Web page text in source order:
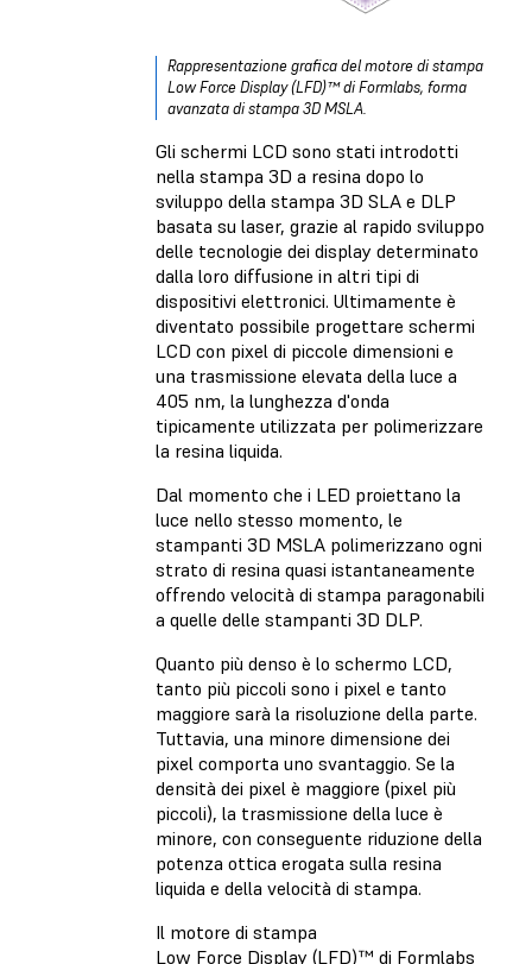
Rappresentazione grafica del motore di stampa
Low Force Display (LFD)™ di Formlabs, forma
avanzata di stampa 3D MSLA.
Gli schermi LCD sono stati introdotti
nella stampa 3D a resina dopo lo
sviluppo della stampa 3D SLA e DLP
basata su laser, grazie al rapido sviluppo
delle tecnologie dei display determinato
dalla loro diffusione in altri tipi di
dispositivi elettronici. Ultimamente è
diventato possibile progettare schermi
LCD con pixel di piccole dimensioni e
una trasmissione elevata della luce a
405 nm, la lunghezza d'onda
tipicamente utilizzata per polimerizzare
la resina liquida.
Dal momento che i LED proiettano la
luce nello stesso momento, le
stampanti 3D MSLA polimerizzano ogni
strato di resina quasi istantaneamente
offrendo velocità di stampa paragonabili
a quelle delle stampanti 3D DLP.
Quanto più denso è lo schermo LCD,
tanto più piccoli sono i pixel e tanto
maggiore sarà la risoluzione della parte.
Tuttavia, una minore dimensione dei
pixel comporta uno svantaggio. Se la
densità dei pixel è maggiore (pixel più
piccoli), la trasmissione della luce è
minore, con conseguente riduzione della
potenza ottica erogata sulla resina
liquida e della velocità di stampa.
Il motore di stampa
Low Force Display (LFD)™ di Formlabs